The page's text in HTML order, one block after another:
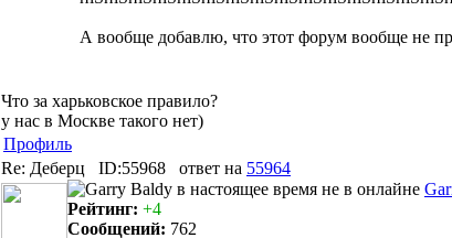
А вообще добавлю, что этот форум вообще не
Что за харьковское правило?
у нас в Москве такого нет)
Профиль
Re: Деберц
ID:55968 ответ на 55964
Рейтинг: +4
Сообщений: 762